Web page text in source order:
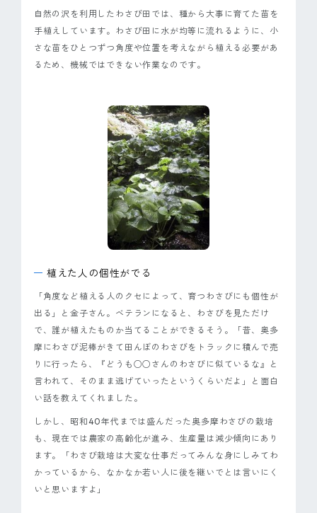
自然の沢を利用したわさび田では、種から大事に育てた苗を
手植えしています。わさび田に水が均等に流れるように、小
さな苗をひとつずつ角度や位置を考えながら植える必要があ
るため、機械ではできない作業なのです。
植えた人の個性がでる
「角度など植える人のクセによって、育つわさびにも個性が
出る」と金子さん。ベテランになると、わさびを見ただけ
で、誰が植えたものか当てることができるそう。「昔、奥多
摩にわさび泥棒がきて田んぼのわさびをトラックに積んで売
りに行ったら、『どうも○○さんのわさびに似ているな』と
言われて、そのまま逃げていったというくらいだよ」と面白
い話を教えてくれました。
しかし、昭和40年代までは盛んだった奥多摩わさびの栽培
も、現在では農家の高齢化が進み、生産量は減少傾向にあり
ます。「わさび栽培は大変な仕事だってみんな身にしみてわ
かっているから、なかなか若い人に後を継いでとは言いにく
いと思いますよ」